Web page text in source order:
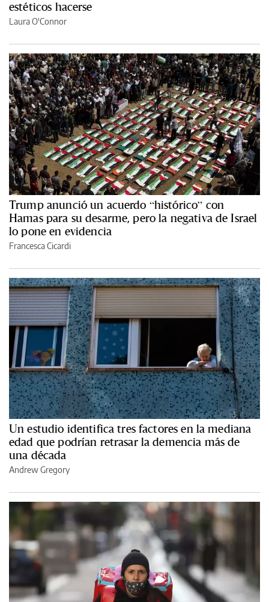
estéticos hacerse
Laura O'Connor
Trump anunció un acuerdo “histórico” con
Hamas para su desarme, pero la negativa de Israel
lo pone en evidencia
Francesca Cicardi
Un estudio identifica tres factores en la mediana
edad que podrían retrasar la demencia más de
una década
Andrew Gregory